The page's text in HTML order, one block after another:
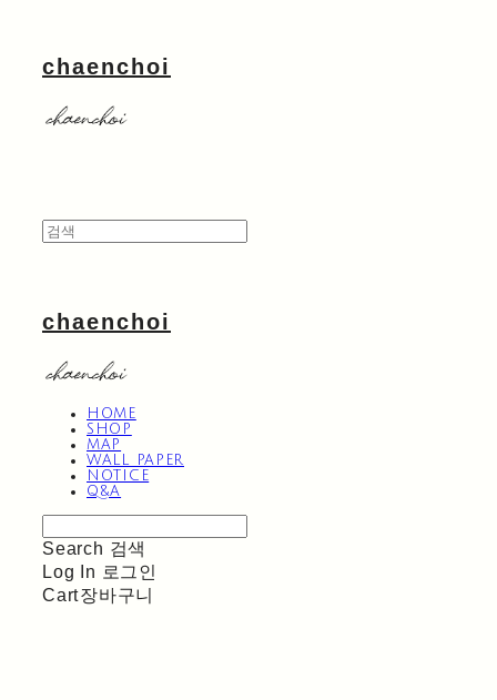
chaenchoi
chaenchoi
HOME
SHOP
MAP
WALL PAPER
NOTICE
Q&A
Search 검색
Log In 로그인
Cart장바구니